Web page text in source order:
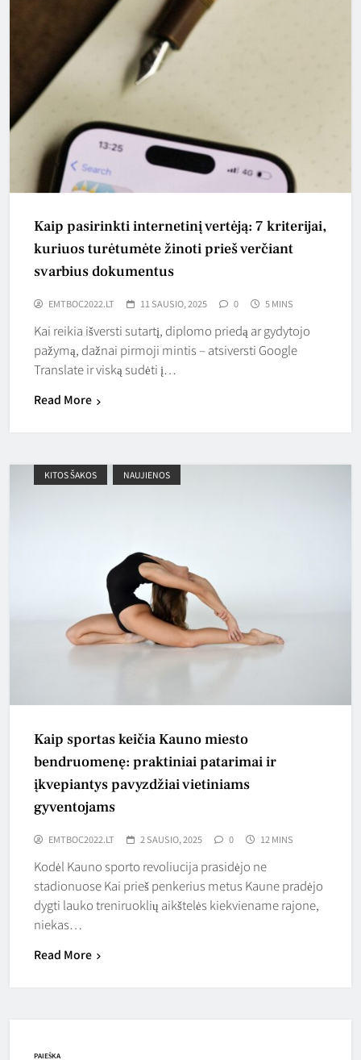
Kaip pasirinkti internetinį vertėją: 7 kriterijai,
kuriuos turėtumėte žinoti prieš verčiant
svarbius dokumentus
EMTBOC2022.LT 11 SAUSIO, 2025 0 5 MINS
Kai reikia išversti sutartį, diplomo priedą ar gydytojo
pažymą, dažnai pirmoji mintis – atsiversti Google
Translate ir viską sudėti į…
Read More
KITOS ŠAKOS NAUJIENOS
Kaip sportas keičia Kauno miesto
bendruomenę: praktiniai patarimai ir
įkvepiantys pavyzdžiai vietiniams
gyventojams
EMTBOC2022.LT 2 SAUSIO, 2025 0 12 MINS
Kodėl Kauno sporto revoliucija prasidėjo ne
stadionuose Kai prieš penkerius metus Kaune pradėjo
dygti lauko treniruoklių aikštelės kiekviename rajone,
niekas…
Read More
PAIEŠKA